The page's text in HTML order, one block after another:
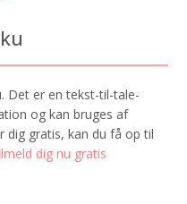
Det er en tekst-til-tale-
og kan bruges af
dig gratis, kan du få op til
dig nu gratis